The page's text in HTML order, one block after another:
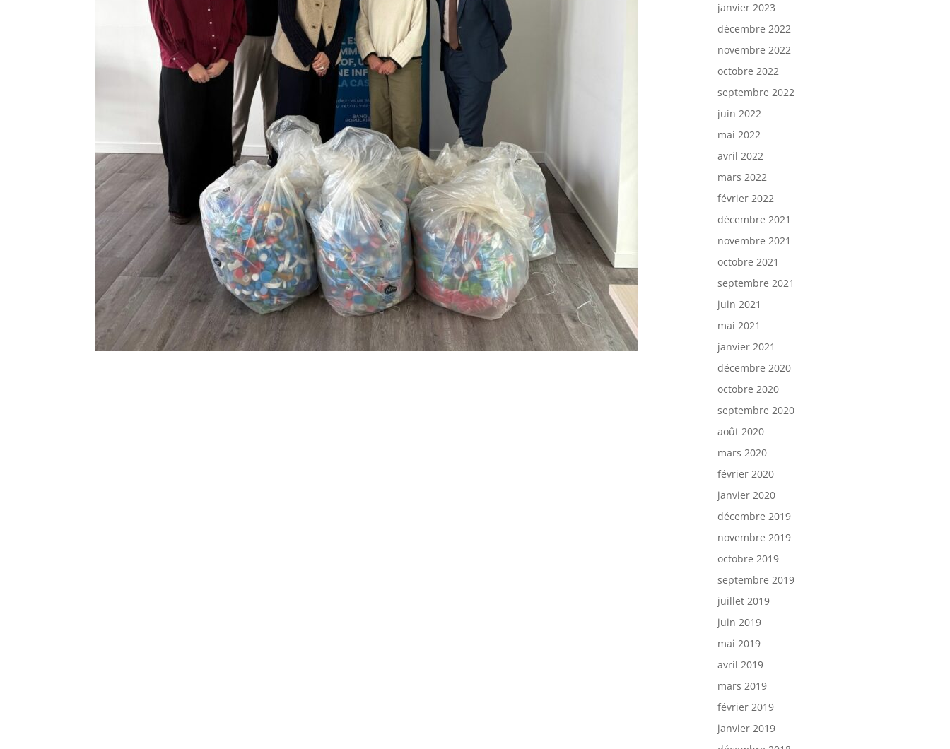
janvier 2023
décembre 2022
novembre 2022
octobre 2022
septembre 2022
juin 2022
mai 2022
avril 2022
mars 2022
février 2022
décembre 2021
novembre 2021
octobre 2021
septembre 2021
juin 2021
mai 2021
janvier 2021
décembre 2020
octobre 2020
septembre 2020
août 2020
mars 2020
février 2020
janvier 2020
décembre 2019
novembre 2019
octobre 2019
septembre 2019
juillet 2019
juin 2019
mai 2019
avril 2019
mars 2019
février 2019
janvier 2019